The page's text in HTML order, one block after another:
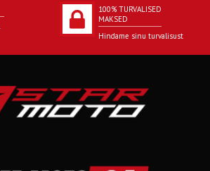
100% TURVALISED
MAKSED
Hindame sinu turvalisust